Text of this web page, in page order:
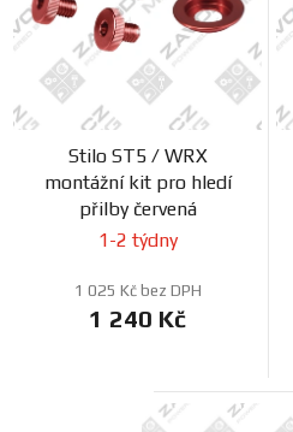
Stilo ST5 / WRX
montážní kit pro hledí
přilby červená
1-2 týdny
1 025 Kč bez DPH
1 240 Kč